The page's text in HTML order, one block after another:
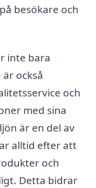
besökare och
inte bara
också
och
med sina
är en del av
alltid efter att
och
Detta bidrar